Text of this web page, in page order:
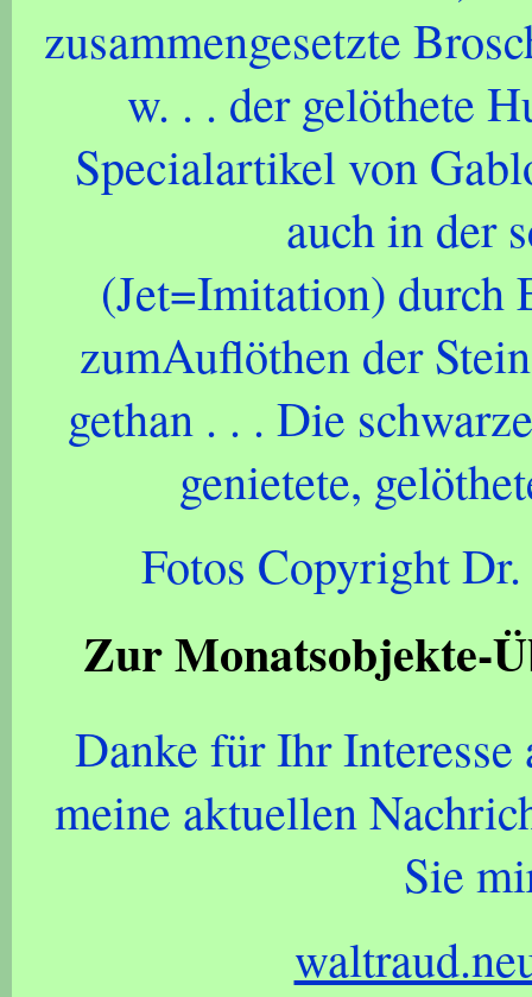
zusammengesetzte
w. . . der gelöthete
Specialartikel von
auch in der
(Jet=Imitation) durch
zumAuflöthen der
gethan . . . Die
genietete,
Fotos Copyright
Zur Monatsobjekte-
Danke für Ihr
meine aktuellen
Sie